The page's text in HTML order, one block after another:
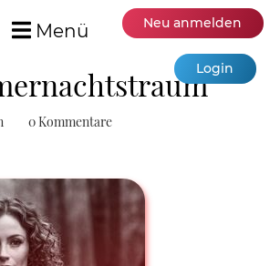
Menü Neu anmelden
Login
0 Kommentare